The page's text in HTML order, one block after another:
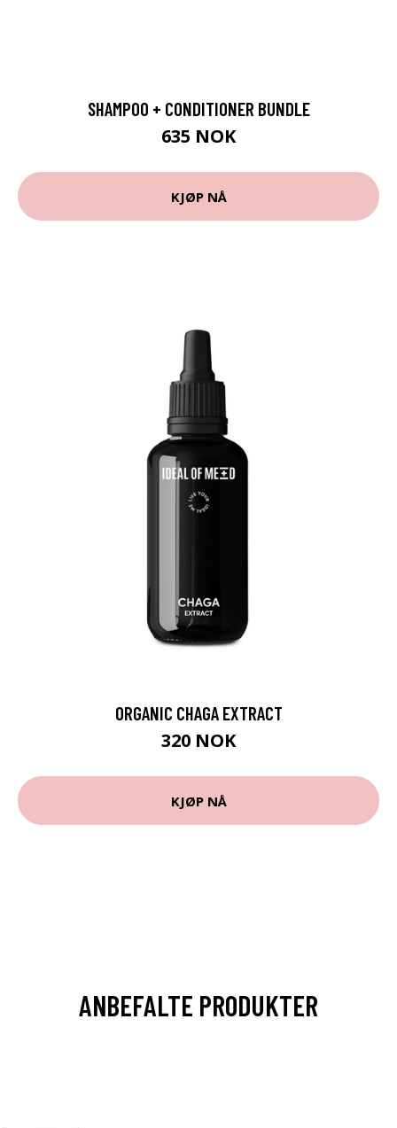
SHAMPOO + CONDITIONER BUNDLE
635 NOK
KJØP NÅ
ORGANIC CHAGA EXTRACT
320 NOK
KJØP NÅ
ANBEFALTE PRODUKTER